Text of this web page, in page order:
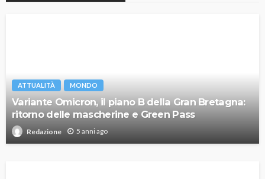
ATTUALITÀ MONDO
Variante Omicron, il piano B della Gran Bretagna:
ritorno delle mascherine e Green Pass
Redazione 5 anni ago